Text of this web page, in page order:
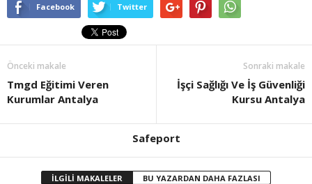
Facebook Twitter
Önceki makale
Tmgd Eğitimi Veren
Kurumlar Antalya
Sonraki makale
İşçi Sağlığı Ve İş Güvenliği
Kursu Antalya
Safeport
İLGİLİ MAKALELER BU YAZARDAN DAHA FAZLASI